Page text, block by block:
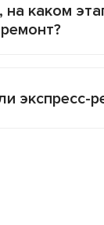
на каком
экспресс-